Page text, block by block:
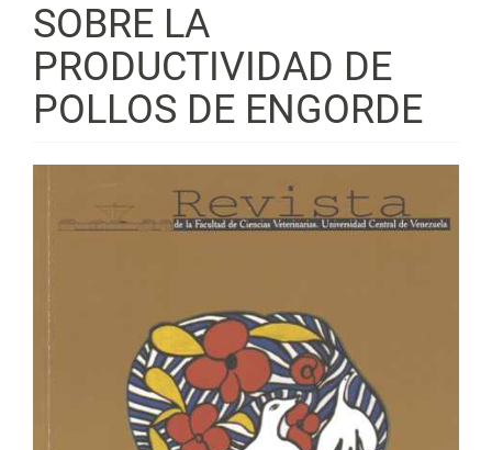
SOBRE LA
PRODUCTIVIDAD DE
POLLOS DE ENGORDE
lateral
del
artículo